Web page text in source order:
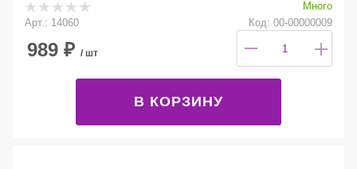
Много
Арт.: 14060
Код: 00-00000009
989 ₽ / шт
В КОРЗИНУ